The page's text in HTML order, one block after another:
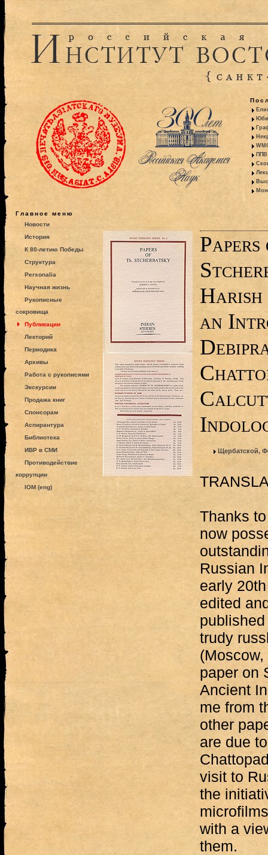
ППВ
Главное меню
Новости
История
К 80-летию Победы
Структура
Personalia
Научная жизнь
Рукописные
сокровища
Публикации
Лекторий
Периодика
Архивы
Работа с рукописями
Экскурсии
Продажа книг
Спонсорам
Аспирантура
Библиотека
ИВР в СМИ
Противодействие
коррупции
IOM (eng)
Harish
an
Щербатской,
Thanks
now
Russian
early
edited
trudy
paper on
Ancient
me from
other
are due
visit to
the
with a
them.